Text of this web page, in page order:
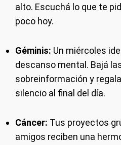
alto. Escuchá lo que te
poco hoy.
Géminis: Un miércoles
descanso mental. Bajá
sobreinformación y
silencio al final del día.
Cáncer: Tus proyectos
amigos reciben una